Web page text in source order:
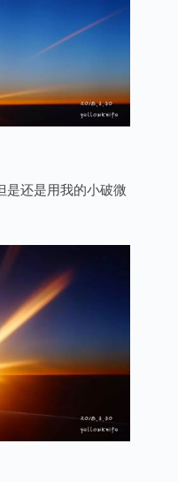
是还是用我的小破微